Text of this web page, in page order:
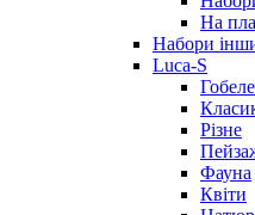
На
Набори
Luca-S
Різне
Фауна
Квіти